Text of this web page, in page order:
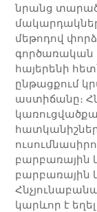
նրանց
մեթոդով
գործառական
հայերենի
ընթացքում
աստիճանը։
բարբառային
բարբառային
կարևոր է